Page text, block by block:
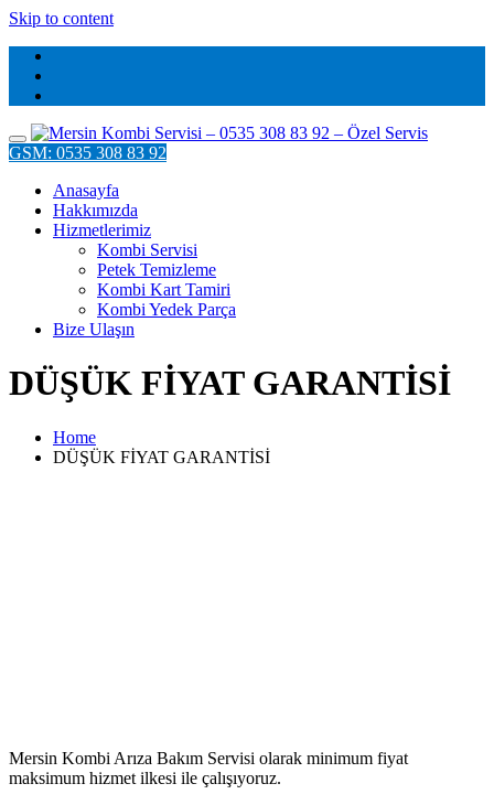
Skip to content
GSM: 0535 308 83 92
Anasayfa
Hakkımızda
Hizmetlerimiz
Kombi Servisi
Petek Temizleme
Kombi Kart Tamiri
Kombi Yedek Parça
Bize Ulaşın
DÜŞÜK FİYAT GARANTİSİ
Home
DÜŞÜK FİYAT GARANTİSİ
Mersin Kombi Arıza Bakım Servisi olarak minimum fiyat
maksimum hizmet ilkesi ile çalışıyoruz.